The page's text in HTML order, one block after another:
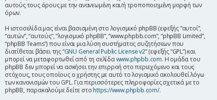
αυτούς τους όρους με την ανανεωμένη και/ή τροποποιημένη μορφή των
όρων.
Η ιστοσελίδα μας είναι βασισμένη στο λογισμικό phpBB (εφεξής “αυτοί”,
“αυτών”, “αυτούς”, “λογισμικό phpBB”, “www.phpbb.com”, “phpBB Limited”,
“phpBB Teams”) που είναι μια λύση συστήματος συζητήσεων που
διατίθεται βάσει της “GNU General Public License v2” (εφεξής “GPL”) και
μπορεί να μεταφορτωθεί από τη σελίδαwww.phpbb.com. Η ομάδα του
phpBB δεν μπορεί να ασκήσει την επιρροή στο περιεχόμενο και τους
στόχους, τους οποίους ο χρήστης με αυτό το λογισμικό ακολουθεί λόγω
των κανονισμών του GPL. Για περισσότερες πληροφορίες σχετικά με το
phpBB, παρακαλούμε δείτε στο https://www.phpbb.com/.